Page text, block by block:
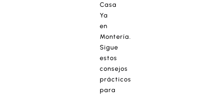
Casa
Ya
en
Montería.
Sigue
estos
consejos
prácticos
para